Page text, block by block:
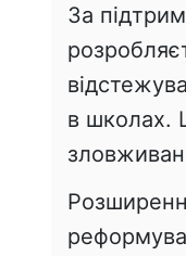
За
в школах.